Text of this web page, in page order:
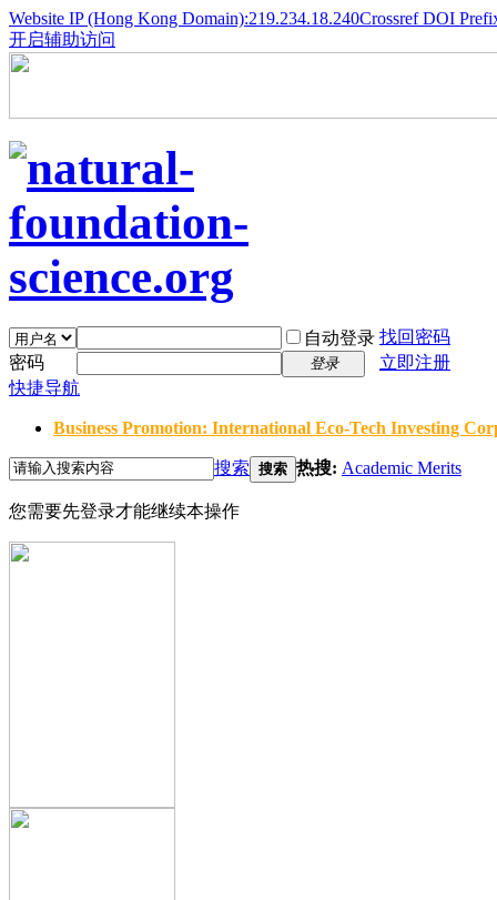
Website IP (Hong Kong Domain):219.234.18.240Crossref DOI
开启辅助访问
自动登录 找回密码
密码
登录
立即注册
快捷导航
Business Promotion: International Eco-Tech Investing
搜索 搜索 热搜: Academic Merits
您需要先登录才能继续本操作